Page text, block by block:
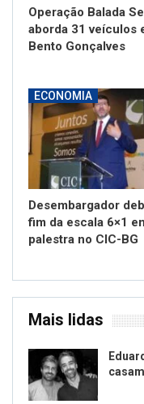
Operação Balada
aborda 31 veículos
Bento Gonçalves
ECONOMIA
Desembargador
fim da escala 6×1
palestra no CIC-BG
Mais lidas